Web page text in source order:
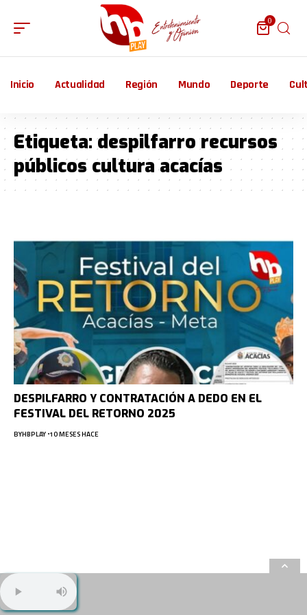
0
Inicio Actualidad Región Mundo Deporte
Etiqueta:despilfarro recursos
públicos cultura acacías
DESPILFARRO Y CONTRATACIÓN A DEDO EN EL
FESTIVAL DEL RETORNO 2025
BYHBPLAY 10 MESES HACE